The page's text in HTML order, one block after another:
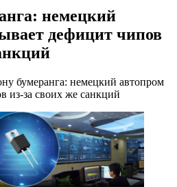
немецкий
дефицит чипов
бумеранга: немецкий автопром
из-за своих же санкций